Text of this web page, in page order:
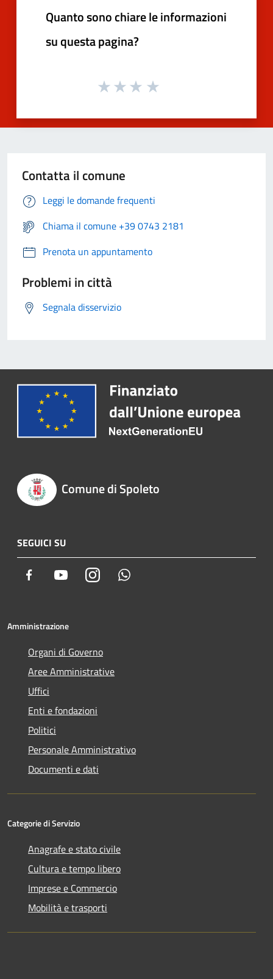
Quanto sono chiare le informazioni
su questa pagina?
Contatta il comune
Leggi le domande frequenti
Chiama il comune +39 0743 2181
Prenota un appuntamento
Problemi in città
Segnala disservizio
Comune di Spoleto
SEGUICI SU
Facebook YoutubeInstagram
Amministrazione
Organi di Governo
Aree Amministrative
Uffici
Enti e fondazioni
Politici
Personale Amministrativo
Documenti e dati
Categorie di Servizio
Anagrafe e stato civile
Cultura e tempo libero
Imprese e Commercio
Mobilità e trasporti